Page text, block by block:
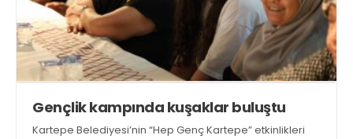
Gençlik kampında kuşaklar buluştu
Kartepe Belediyesi’nin “Hep Genç Kartepe” etkinlikleri